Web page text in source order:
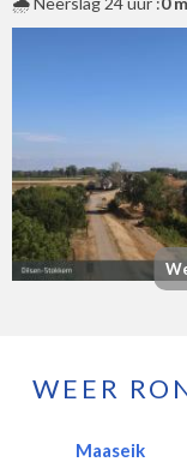
WEER
Maaseik